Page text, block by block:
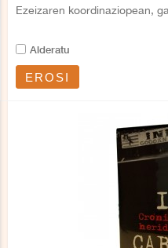
Ezeizaren koordinaziopean,
Alderatu
EROSI